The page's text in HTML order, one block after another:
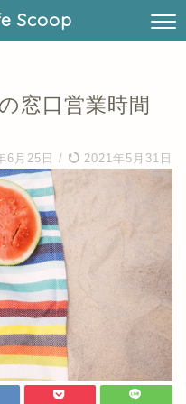
Scoop
窓口営業時間
6月25日 / 2021年5月31日